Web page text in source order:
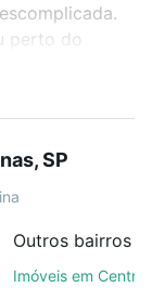
perto do
em
seu
e você
e
SP
Outros bairros
Imóveis em Centro